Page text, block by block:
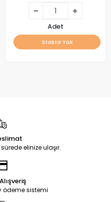
Adet
Stokta Yok
elinize ulaşır.
ödeme sistemi